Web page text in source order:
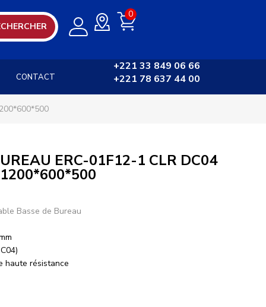
0
CONTACT
+221 33 849 06 66
+221 78 637 44 00
ERC-01F12-1 CLR DC04
Basse de Bureau
haute résistance